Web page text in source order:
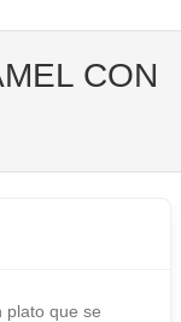
CON
plato que se